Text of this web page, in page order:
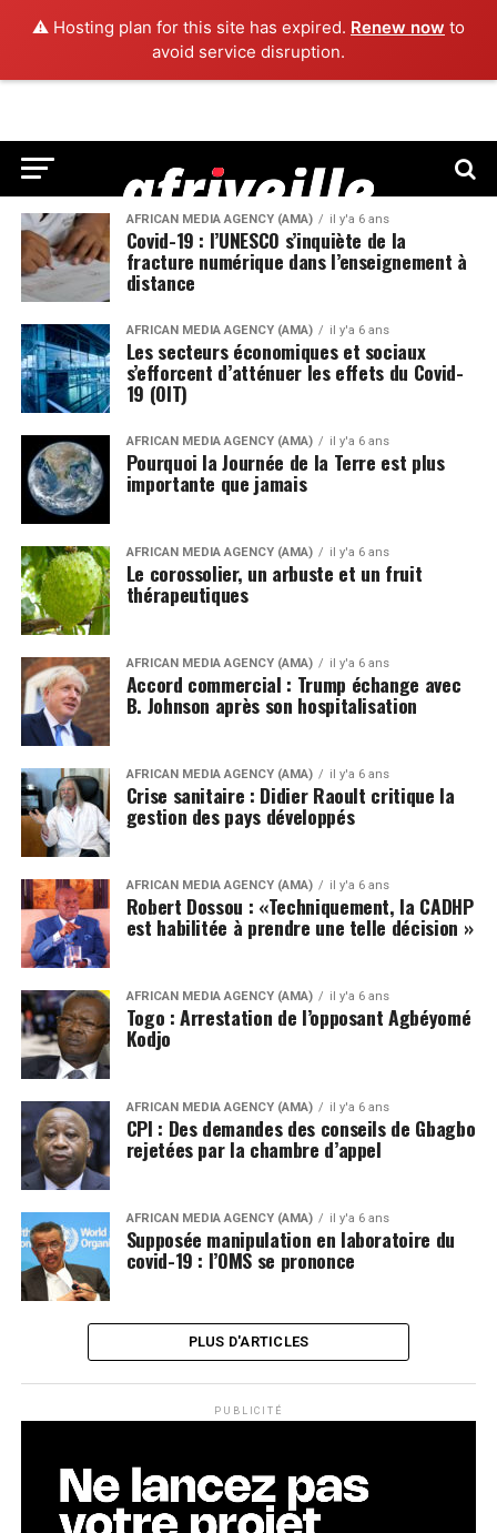
⚠️ Hosting plan for this site has expired. Renew now to
avoid service disruption.
AFRICAN MEDIA AGENCY (AMA) il y'a 6 ans
Covid-19 : l’UNESCO s’inquiète de la
fracture numérique dans l’enseignement à
distance
AFRICAN MEDIA AGENCY (AMA) il y'a 6 ans
Les secteurs économiques et sociaux
s’efforcent d’atténuer les effets du Covid-
19 (OIT)
AFRICAN MEDIA AGENCY (AMA) il y'a 6 ans
Pourquoi la Journée de la Terre est plus
importante que jamais
AFRICAN MEDIA AGENCY (AMA) il y'a 6 ans
Le corossolier, un arbuste et un fruit
thérapeutiques
AFRICAN MEDIA AGENCY (AMA) il y'a 6 ans
Accord commercial : Trump échange avec
B. Johnson après son hospitalisation
AFRICAN MEDIA AGENCY (AMA) il y'a 6 ans
Crise sanitaire : Didier Raoult critique la
gestion des pays développés
AFRICAN MEDIA AGENCY (AMA) il y'a 6 ans
Robert Dossou : «Techniquement, la CADHP
est habilitée à prendre une telle décision »
AFRICAN MEDIA AGENCY (AMA) il y'a 6 ans
Togo : Arrestation de l’opposant Agbéyomé
Kodjo
AFRICAN MEDIA AGENCY (AMA) il y'a 6 ans
CPI : Des demandes des conseils de Gbagbo
rejetées par la chambre d’appel
AFRICAN MEDIA AGENCY (AMA) il y'a 6 ans
Supposée manipulation en laboratoire du
covid-19 : l’OMS se prononce
PLUS D'ARTICLES
PUBLICITÉ